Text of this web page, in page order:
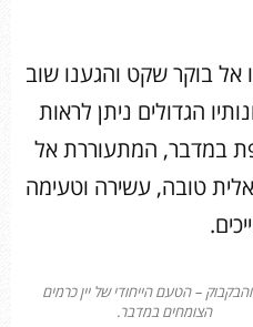
אל בוקר שקט והגענו שוב
הגדולים ניתן לראות
במדבר, המתעוררת אל
טובה, עשירה וטעימה
– הטעם הייחודי של יין כרמים
הצומחים במדבר.